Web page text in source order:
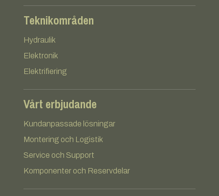
Teknikområden
Hydraulik
Elektronik
Elektrifiering
Vårt erbjudande
Kundanpassade lösningar
Montering och Logistik
Service och Support
Komponenter och Reservdelar